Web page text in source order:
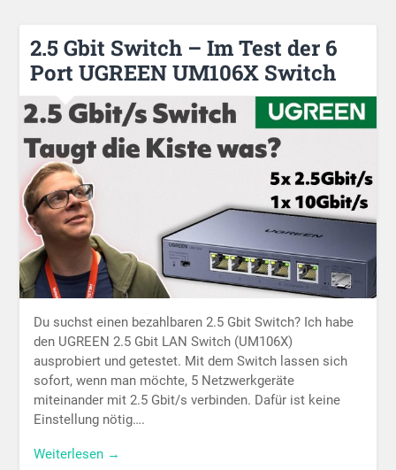
2.5 Gbit Switch – Im Test der 6
Port UGREEN UM106X Switch
Du suchst einen bezahlbaren 2.5 Gbit Switch? Ich habe
den UGREEN 2.5 Gbit LAN Switch (UM106X)
ausprobiert und getestet. Mit dem Switch lassen sich
sofort, wenn man möchte, 5 Netzwerkgeräte
miteinander mit 2.5 Gbit/s verbinden. Dafür ist keine
Einstellung nötig….
Weiterlesen →